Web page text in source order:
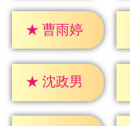
★ 曹雨婷
★ 沈政男